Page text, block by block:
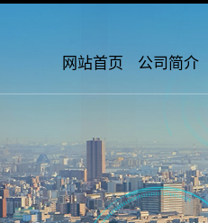
网站首页 公司简介